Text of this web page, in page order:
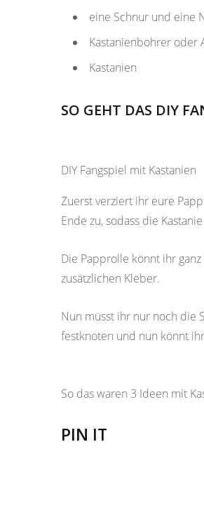
eine Schnur und eine
Kastanienbohrer oder
Kastanien
SO GEHT DAS DIY
DIY Fangspiel mit Kastanien
Zuerst verziert ihr eure
Ende zu, sodass die
Die Papprolle könnt ihr
zusätzlichen Kleber.
Nun müsst ihr nur noch die
festknoten und nun könnt
So das waren 3 Ideen mit
PIN IT